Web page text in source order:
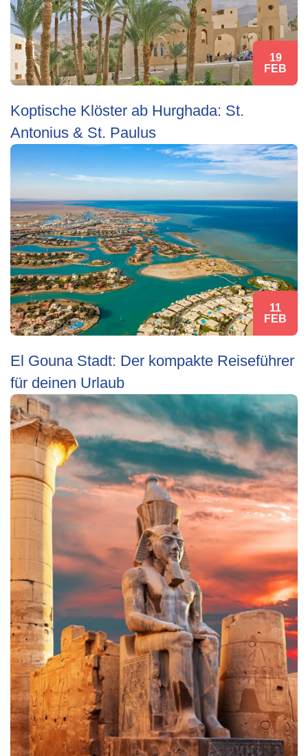
19
FEB
Koptische Klöster ab Hurghada: St.
Antonius & St. Paulus
11
FEB
El Gouna Stadt: Der kompakte Reiseführer
für deinen Urlaub